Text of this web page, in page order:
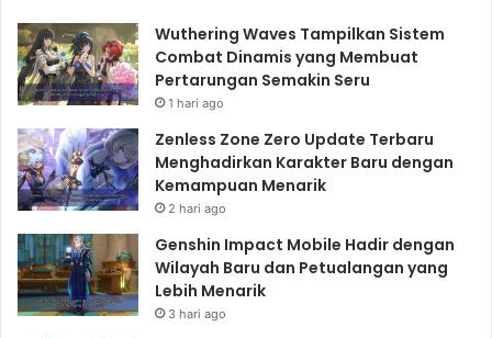
cocok untuk semua orang. Pilihan terbaik
bergantung pada preferensi, kebutuhan, dan
budget masing-masing individu. Pertimbangkan
dengan cermat faktor-faktor yang telah dijelaskan
di atas sebelum membuat keputusan. Semoga
artikel ini membantu Anda dalam memilihgame
konsol terbaik
yang sesuai dengan Anda di tahun
2025.
Wuthering Waves Tampilkan Sistem
Combat Dinamis yang Membuat
Pertarungan Semakin Seru
1 hari ago
Zenless Zone Zero Update Terbaru
Menghadirkan Karakter Baru dengan
Kemampuan Menarik
2 hari ago
Genshin Impact Mobile Hadir dengan
Wilayah Baru dan Petualangan yang
Lebih Menarik
3 hari ago